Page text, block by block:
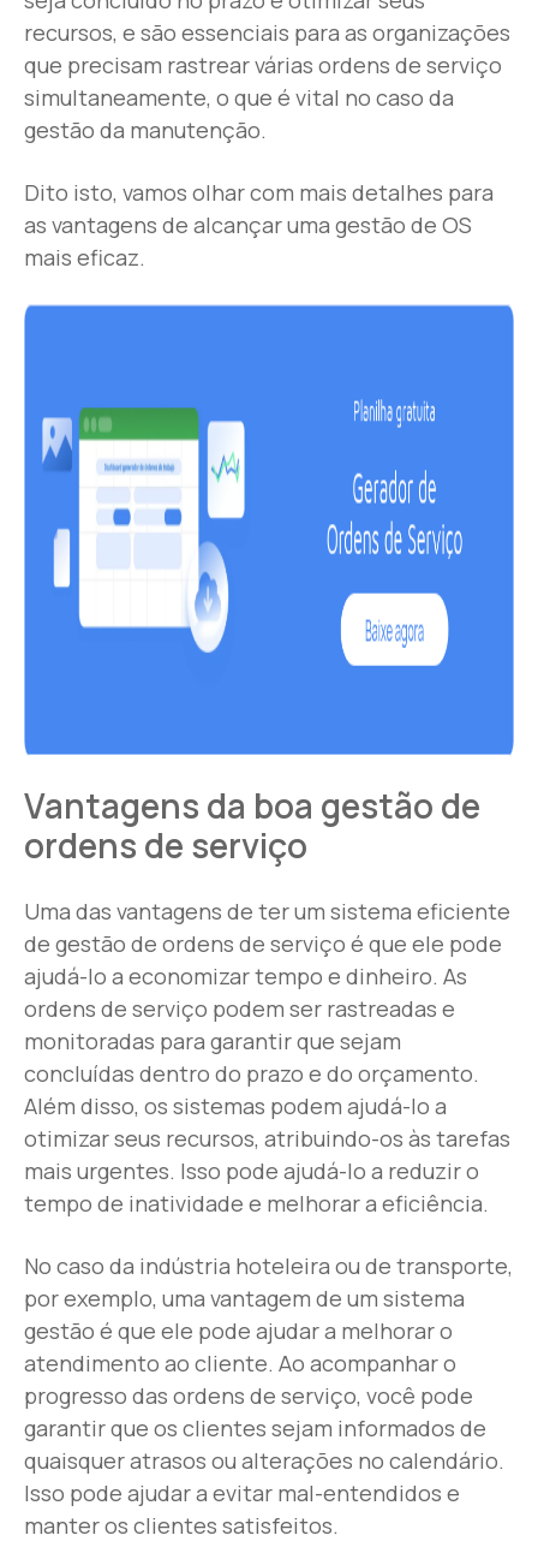
recursos, e são essenciais para as organizações
que precisam rastrear várias ordens de serviço
simultaneamente, o que é vital no caso da
gestão da manutenção.
Dito isto, vamos olhar com mais detalhes para
as vantagens de alcançar uma gestão de OS
mais eficaz.
Vantagens da boa gestão de
ordens de serviço
Uma das vantagens de ter um sistema eficiente
de gestão de ordens de serviço é que ele pode
ajudá-lo a economizar tempo e dinheiro. As
ordens de serviço podem ser rastreadas e
monitoradas para garantir que sejam
concluídas dentro do prazo e do orçamento.
Além disso, os sistemas podem ajudá-lo a
otimizar seus recursos, atribuindo-os às tarefas
mais urgentes. Isso pode ajudá-lo a reduzir o
tempo de inatividade e melhorar a eficiência.
No caso da indústria hoteleira ou de transporte,
por exemplo, uma vantagem de um sistema
gestão é que ele pode ajudar a melhorar o
atendimento ao cliente. Ao acompanhar o
progresso das ordens de serviço, você pode
garantir que os clientes sejam informados de
quaisquer atrasos ou alterações no calendário.
Isso pode ajudar a evitar mal-entendidos e
manter os clientes satisfeitos.